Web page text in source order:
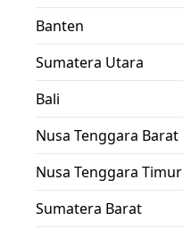
Banten
Sumatera Utara
Bali
Nusa Tenggara Barat
Nusa Tenggara Timur
Sumatera Barat